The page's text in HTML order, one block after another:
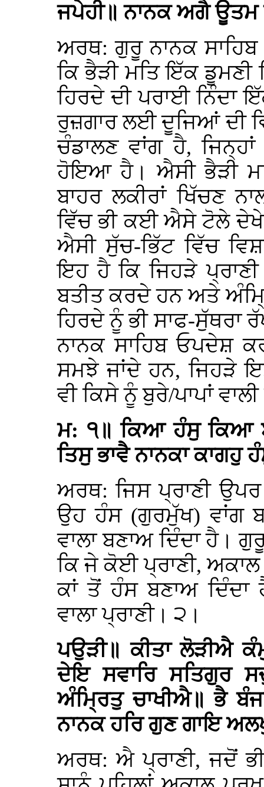
ਜਪੇਹੀ॥ ਨਾਨਕ ਅਗੈ ਊਤਮ
ਅਰਥ: ਗੁਰੂ ਨਾਨਕ
ਕਿ ਭੈੜੀ ਮਤਿ ਇੱਕ ਡੂਮਣੀ
ਹਿਰਦੇ ਦੀ ਪਰਾਈ ਨਿੰਦਾ
ਰੁਜ਼ਗਾਰ ਲਈ ਦੂਜਿਆਂ ਦੀ
ਚੰਡਾਲਣ ਵਾਂਗ ਹੈ,
ਹੋਇਆ ਹੈ। ਐਸੀ ਭੈੜੀ
ਬਾਹਰ ਲਕੀਰਾਂ ਖਿੱਚਣ
ਵਿੱਚ ਭੀ ਕਈ ਐਸੇ ਟੋਲੇ ਦੇਖੇ
ਐਸੀ ਸੁੱਚ-ਭਿੱਟ ਵਿੱਚ
ਇਹ ਹੈ ਕਿ ਜਿਹੜੇ
ਬਤੀਤ ਕਰਦੇ ਹਨ ਅਤੇ
ਹਿਰਦੇ ਨੂੰ ਭੀ ਸਾਫ-
ਨਾਨਕ ਸਾਹਿਬ ਓਪਦੇਸ਼
ਸਮਝੇ ਜਾਂਦੇ ਹਨ, ਜਿਹੜੇ
ਵੀ ਕਿਸੇ ਨੂੰ ਬੁਰੇ/ਪਾਪਾਂ
ਮ: ੧॥ ਕਿਆ ਹੰਸੁ ਕਿਆ
ਤਿਸੁ ਭਾਵੈ ਨਾਨਕਾ
ਅਰਥ: ਜਿਸ ਪ੍ਰਾਣੀ
ਉਹ ਹੰਸ (ਗੁਰਮੁੱਖ) ਵਾਂਗ
ਵਾਲਾ ਬਣਾਅ ਦਿੰਦਾ ਹੈ।
ਕਿ ਜੇ ਕੋਈ ਪ੍ਰਾਣੀ,
ਕਾਂ ਤੋਂ ਹੰਸ ਬਣਾਅ
ਵਾਲਾ ਪ੍ਰਾਣੀ। ੨।
ਪਉੜੀ॥ ਕੀਤਾ ਲੋੜੀਐ
ਦੇਇ ਸਵਾਰਿ ਸਤਿਗੁਰ
ਅੰਮ੍ਰਿਤੁ ਚਾਖੀਐ॥ ਭੈ
ਨਾਨਕ ਹਰਿ ਗੁਣ ਗਾਇ
ਅਰਥ: ਐ ਪ੍ਰਾਣੀ, ਜਦੋਂ